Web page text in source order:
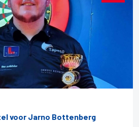
voor Jarno Bottenberg